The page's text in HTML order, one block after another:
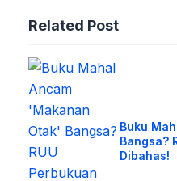
Related Post
Buku
Bangsa?
Dibahas!